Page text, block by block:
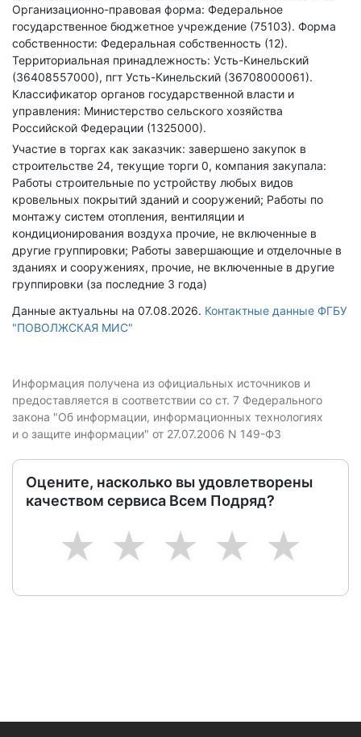
Организационно-правовая форма: Федеральное
государственное бюджетное учреждение (75103). Форма
собственности: Федеральная собственность (12).
Территориальная принадлежность: Усть-Кинельский
(36408557000), пгт Усть-Кинельский (36708000061).
Классификатор органов государственной власти и
управления: Министерство сельского хозяйства
Российской Федерации (1325000).
Участие в торгах как заказчик: завершено закупок в
строительстве 24, текущие торги 0, компания закупала:
Работы строительные по устройству любых видов
кровельных покрытий зданий и сооружений; Работы по
монтажу систем отопления, вентиляции и
кондиционирования воздуха прочие, не включенные в
другие группировки; Работы завершающие и отделочные в
зданиях и сооружениях, прочие, не включенные в другие
группировки (за последние 3 года)
Данные актуальны на 07.08.2026. Контактные данные ФГБУ
"ПОВОЛЖСКАЯ МИС"
Информация получена из официальных источников и
предоставляется в соответствии со ст. 7 Федерального
закона "Об информации, информационных технологиях
и о защите информации" от 27.07.2006 N 149-ФЗ
Оцените, насколько вы удовлетворены
качеством сервиса Всем Подряд?
5
4
3
2
1